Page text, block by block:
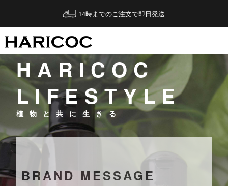
14時までのご注文で即日発送
HARICOC
LIFESTYLE
植物と共に生きる
BRAND MESSAGE